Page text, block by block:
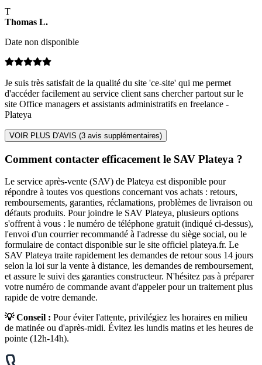
T
Thomas L.
Date non disponible
Je suis très satisfait de la qualité du site 'ce-site' qui me permet
d'accéder facilement au service client sans chercher partout sur le
site Office managers et assistants administratifs en freelance -
Plateya
VOIR PLUS D'AVIS (3 avis supplémentaires)
Comment contacter efficacement le SAV Plateya ?
Le service après-vente (SAV) de Plateya est disponible pour
répondre à toutes vos questions concernant vos achats : retours,
remboursements, garanties, réclamations, problèmes de livraison ou
défauts produits. Pour joindre le SAV Plateya, plusieurs options
s'offrent à vous : le numéro de téléphone gratuit (indiqué ci-dessus),
l'envoi d'un courrier recommandé à l'adresse du siège social, ou le
formulaire de contact disponible sur le site officiel plateya.fr. Le
SAV Plateya traite rapidement les demandes de retour sous 14 jours
selon la loi sur la vente à distance, les demandes de remboursement,
et assure le suivi des garanties constructeur. N'hésitez pas à préparer
votre numéro de commande avant d'appeler pour un traitement plus
rapide de votre demande.
💡 Conseil : Pour éviter l'attente, privilégiez les horaires en milieu
de matinée ou d'après-midi. Évitez les lundis matins et les heures de
pointe (12h-14h).